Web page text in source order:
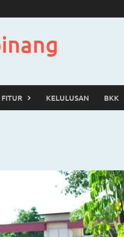
FITUR KELULUSAN BKK